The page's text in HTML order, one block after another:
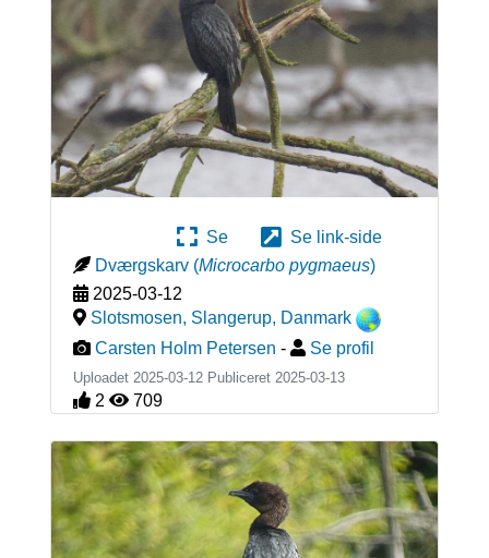
Se
Se link-side
Dværgskarv (Microcarbo pygmaeus)
2025-03-12
Slotsmosen, Slangerup, Danmark
Carsten Holm Petersen - Se profil
Uploadet 2025-03-12 Publiceret 2025-03-13
2 709